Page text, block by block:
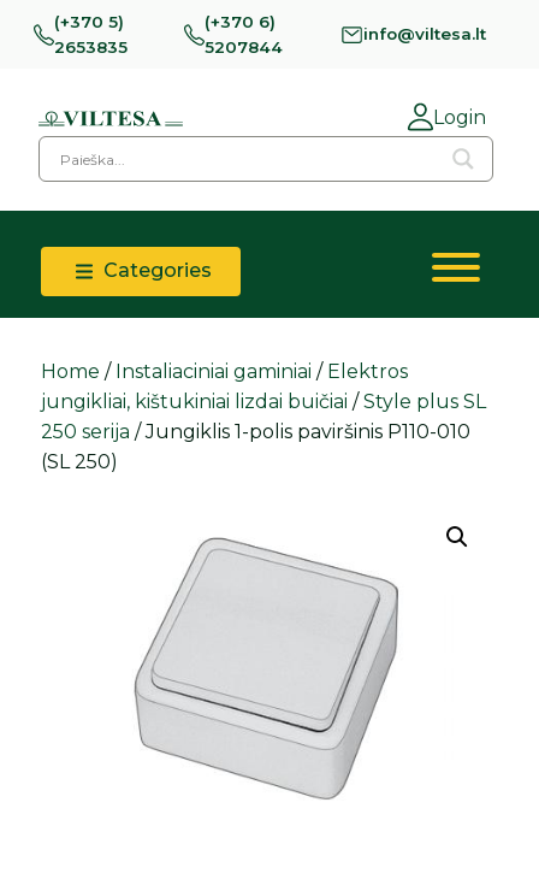
(+370 5)
2653835
(+370 6)
5207844
info@viltesa.lt
Login
Categories
Home / Instaliaciniai gaminiai / Elektros
jungikliai, kištukiniai lizdai buičiai /Style plus SL
250 serija / Jungiklis 1-polis paviršinis P110-010
(SL 250)